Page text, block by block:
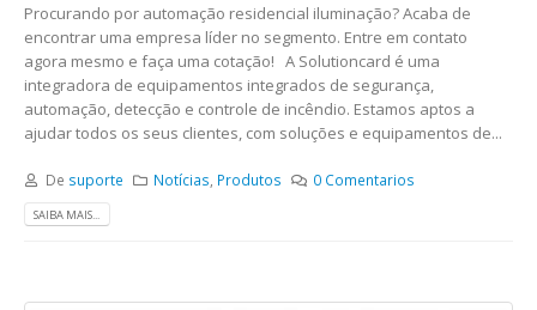
Procurando por automação residencial iluminação? Acaba de
encontrar uma empresa líder no segmento. Entre em contato
agora mesmo e faça uma cotação! A Solutioncard é uma
integradora de equipamentos integrados de segurança,
automação, detecção e controle de incêndio. Estamos aptos a
ajudar todos os seus clientes, com soluções e equipamentos de...
De suporte Notícias Produtos 0 Comentarios
SAIBA MAIS...